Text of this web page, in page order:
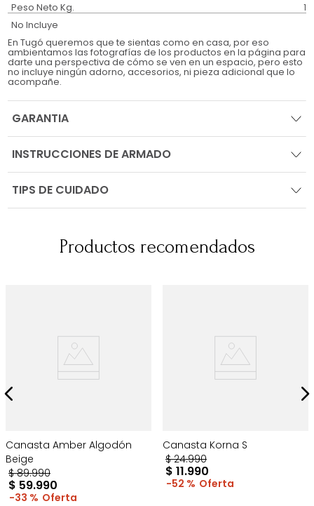
Peso Neto Kg. 1
No Incluye
En Tugó queremos que te sientas como en casa, por eso
ambientamos las fotografías de los productos en la página para
darte una perspectiva de cómo se ven en un espacio, pero esto
no incluye ningún adorno, accesorios, ni pieza adicional que lo
acompañe.
GARANTIA
INSTRUCCIONES DE ARMADO
TIPS DE CUIDADO
Productos recomendados
Canasta Amber Algodón
Beige
$ 89.990
$ 59.990
33 %
Canasta Korna S
$ 24.990
$ 11.990
52 %